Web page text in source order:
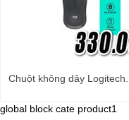
Chuột không dây Logitech...
global block cate product1